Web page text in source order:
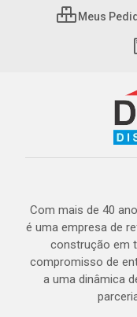
Meus
Com mais de 40
é uma empresa de
construção em
compromisso de
a uma dinâmica